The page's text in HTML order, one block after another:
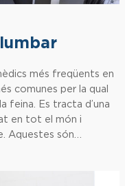
més freqüents en
comunes per la qual
feina. Es tracta d’una
en tot el món i
Aquestes són…